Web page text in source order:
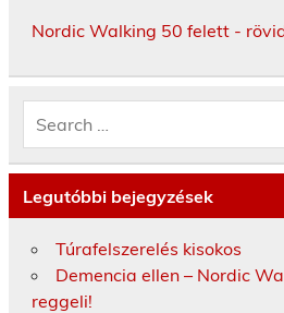
Nordic Walking 50 felett -
Legutóbbi bejegyzések
Túrafelszerelés kisokos
Demencia ellen – Nordic
reggeli!